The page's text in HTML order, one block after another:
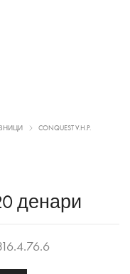
CONQUEST V.H.P.
денари